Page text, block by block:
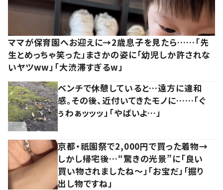
ママが保育園へお迎えに→2歳息子を見たら……「先
生とめっちゃ笑った」まさかの姿に「幼児しか許されな
いヤツww」「大渋滞すぎるw」
ベンチで休憩していると…遠方に違和
感。その後、近付いてきたモノに……「ぐ
ぅわぁッッッ」「やばいよ…」
京都・祇園祭で2,000円で買った着物→
しかし帰宅後…“驚きの光景”に「良い
買い物されましたね～」「お宝だ」「掘り
出し物ですね」